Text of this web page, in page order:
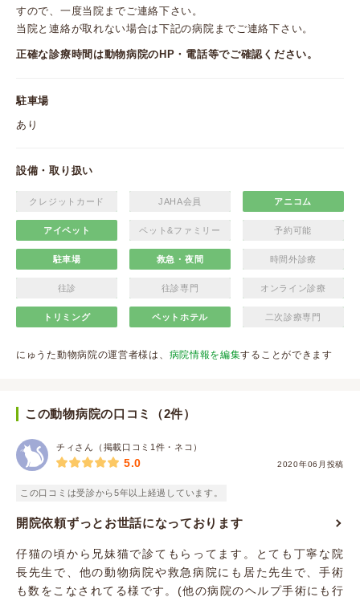
すので、一度当院までご連絡下さい。
当院と連絡が取れない場合は下記の病院までご連絡下さい。
正確な診療時間は動物病院のHP・電話等でご確認ください。
駐車場
あり
設備・取り扱い
クレジットカード JAHA会員 アニコム
アイペット ペット&ファミリー 予約可能
駐車場 救急・夜間 時間外診療
往診 往診専門 オンライン診療
トリミング ペットホテル 二次診療専門
にゅうた動物病院の運営者様は、 病院情報を編集することができます
この動物病院の口コミ（2件）
チィさん（掲載口コミ1件・ネコ）
2020年06月投稿
5.0
この口コミは受診から5年以上経過しています。
開院依頼ずっとお世話になっております
仔猫の頃から兄妹猫で診てもらってます。とても丁寧な院
長先生で、他の動物病院や救急病院にも居た先生で、手術
も数をこなされてる様です。(他の病院のヘルプ手術にも行